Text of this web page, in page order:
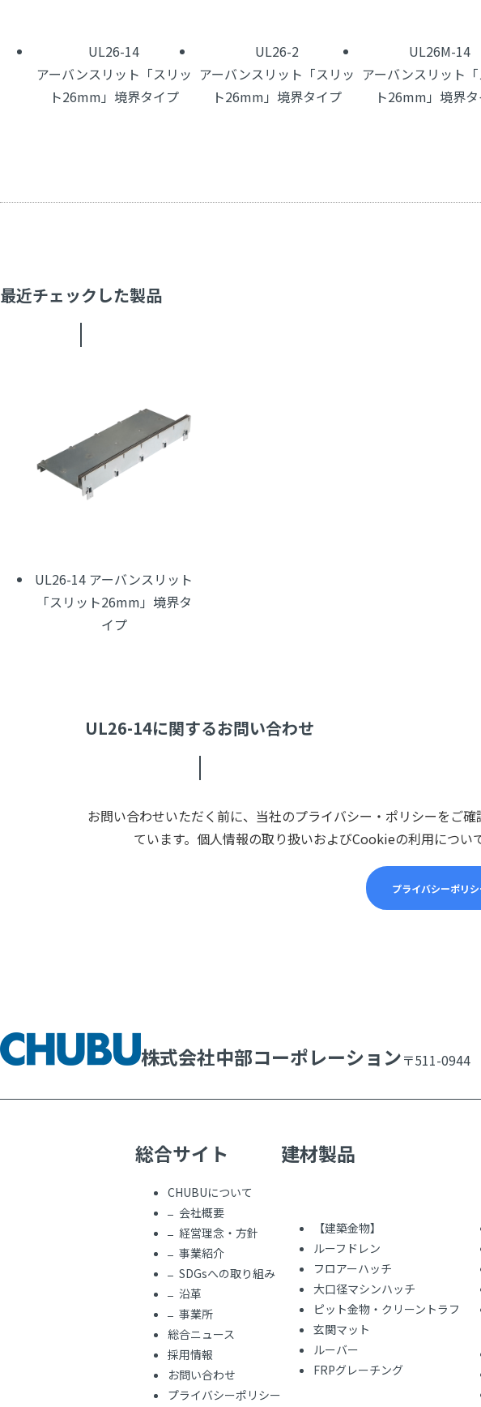
UL26-14
アーバンスリット「スリッ
ト26mm」境界タイプ
UL26-2
アーバンスリット「スリッ
ト26mm」境界タイプ
UL26M-14
アーバンスリット
ト26mm」境界
最近チェックした製品
UL26-14 アーバンスリット
「スリット26mm」境界タ
イプ
UL26-14に関するお問い合わせ
お問い合わせいただく前に、当社のプライバシー・ポリシーをご
ています。個人情報の取り扱いおよびCookieの利用につい
プライバシーポリ
株式会社中部コーポレーション〒511-0944
総合サイト
CHUBUについて
会社概要
経営理念・方針
事業紹介
SDGsへの取り組み
沿革
事業所
総合ニュース
採用情報
お問い合わせ
プライバシーポリシー
建材製品
【建築金物】
ルーフドレン
フロアーハッチ
大口径マシンハッチ
ピット金物・クリーントラフ
玄関マット
ルーバー
FRPグレーチング